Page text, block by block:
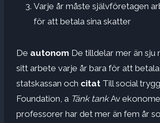
Varje år måste självföretagen
för att betala sina skatter
De autonom De tilldelar mer än sju
sitt arbete varje år bara för att betala
statskassan och citat Till social
Foundation, a Tänk tankAv
professorer har det mer än fem år